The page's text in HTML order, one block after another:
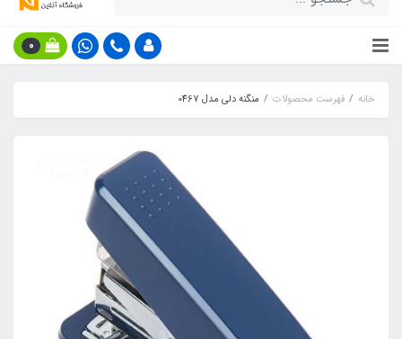
0
خانه فهرست محصولات منگنه دلی مدل 0467